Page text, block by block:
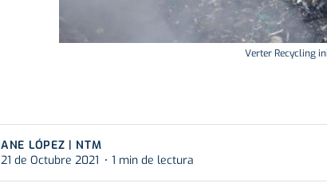
Verter Recycling
ANE LÓPEZ | NTM
21 de Octubre 2021
1 min de lectura